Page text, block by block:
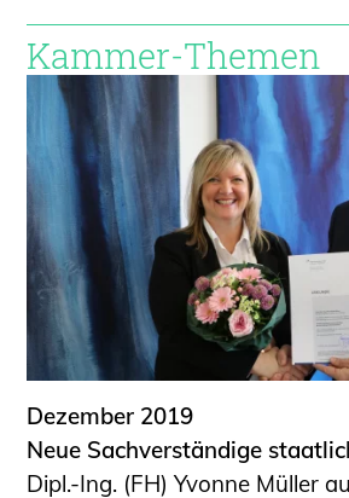
Kammer-Themen
Dezember 2019
Neue Sachverständige
Dipl.-Ing. (FH) Yvonne Müller